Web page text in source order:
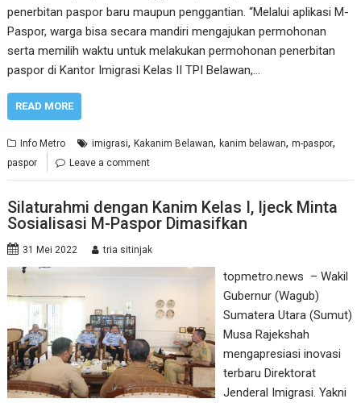
penerbitan paspor baru maupun penggantian. “Melalui aplikasi M-
Paspor, warga bisa secara mandiri mengajukan permohonan
serta memilih waktu untuk melakukan permohonan penerbitan
paspor di Kantor Imigrasi Kelas II TPI Belawan,…
READ MORE
Info Metro imigrasi,Kakanim Belawan,kanim belawan,m-paspor,
paspor Leave a comment
Silaturahmi dengan Kanim Kelas I, Ijeck Minta
Sosialisasi M-Paspor Dimasifkan
31 Mei 2022 tria sitinjak
topmetro.news – Wakil
Gubernur (Wagub)
Sumatera Utara (Sumut)
Musa Rajekshah
mengapresiasi inovasi
terbaru Direktorat
Jenderal Imigrasi. Yakni